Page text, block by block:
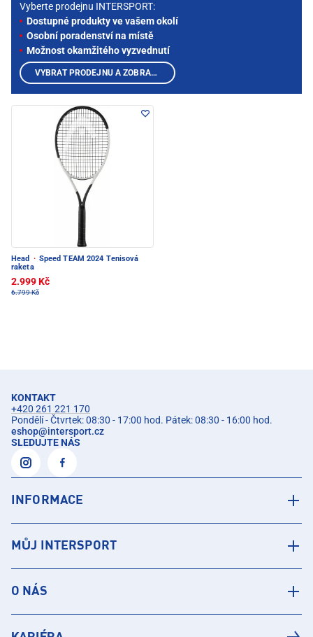
Head · Speed TEAM 2024 Tenisová
raketa
2.999 Kč
6.799 Kč
Vyberte prodejnu INTERSPORT:
Dostupné produkty ve vašem okolí
Osobní poradenství na místě
Možnost okamžitého vyzvednutí
VYBRAT PRODEJNU A ZOBRAZIT PRODUKTY
KONTAKT
+420 261 221 170
Pondělí - Čtvrtek: 08:30 - 17:00 hod. Pátek: 08:30 - 16:00 hod.
eshop@intersport.cz
SLEDUJTE NÁS
INFORMACE
MŮJ INTERSPORT
O NÁS